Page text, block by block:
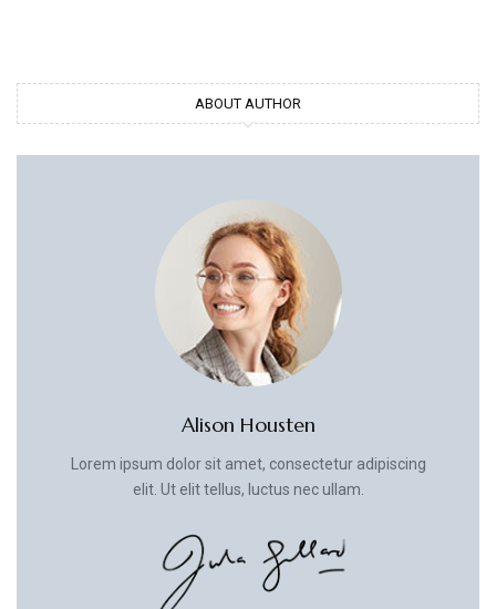
ABOUT AUTHOR
Alison Housten
Lorem ipsum dolor sit amet, consectetur adipiscing
elit. Ut elit tellus, luctus nec ullam.